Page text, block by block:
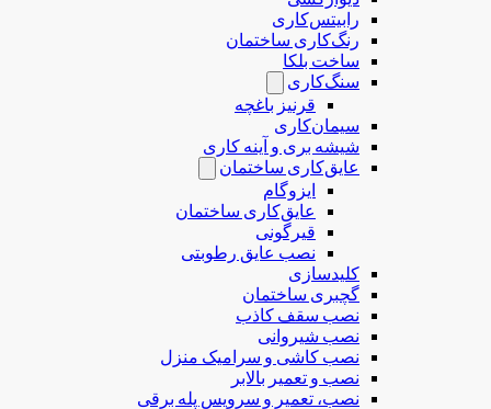
رابیتس‌کاری
رنگ‌کاری ساختمان
ساخت بلکا
سنگ‌کاری
قرنیز باغچه
سیمان‌کاری
شیشه بری و آینه کاری
عایق‌کاری ساختمان
ایزوگام
عایق‌کاری ساختمان
قیرگونی
نصب عایق رطوبتی
کلیدسازی
گچبری ساختمان
نصب سقف کاذب
نصب شیروانی
نصب کاشی و سرامیک منزل
نصب و تعمیر بالابر
نصب، تعمیر و سرویس پله برقی